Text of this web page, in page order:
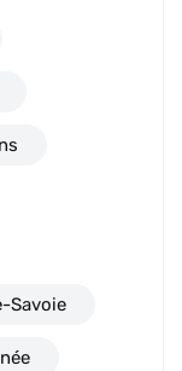
Savoie